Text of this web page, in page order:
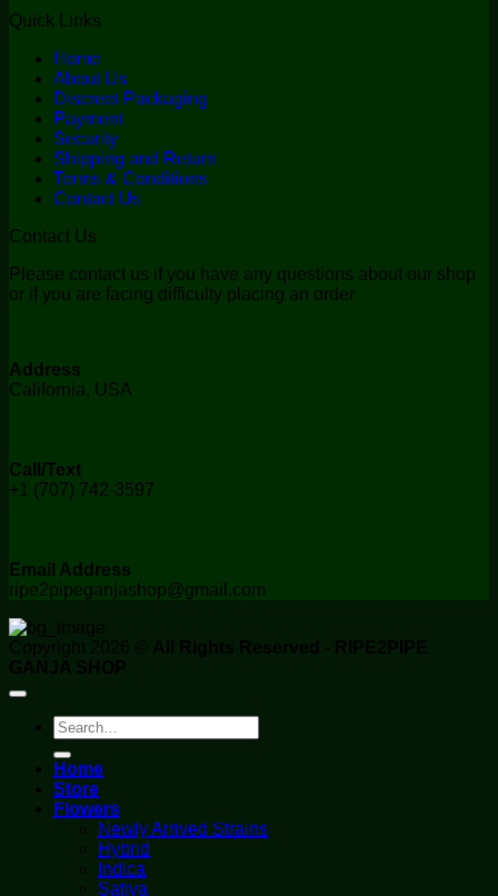
Quick Links
Home
About Us
Discreet Packaging
Payment
Security
Shipping and Return
Terms & Conditions
Contact Us
Contact Us
Please contact us if you have any questions about our shop
or if you are facing difficulty placing an order
Address
California, USA
Call/Text
+1 (707) 742-3597
Email Address
ripe2pipeganjashop@gmail.com
Copyright 2026 © All Rights Reserved - RIPE2PIPE
GANJA SHOP
Search
for:
Home
Store
Flowers
Newly Arrived Strains
Hybrid
Indica
Sativa